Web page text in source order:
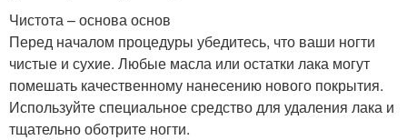
Чистота – основа основ
Перед началом процедуры убедитесь, что ваши ногти
чистые и сухие. Любые масла или остатки лака могут
помешать качественному нанесению нового покрытия.
Используйте специальное средство для удаления лака и
тщательно оботрите ногти.